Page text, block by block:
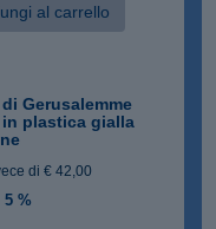
al carrello
Gerusalemme
plastica gialla
di € 42,00
%